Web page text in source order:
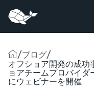
/ブログ/
オフショア開発の成功
ョアチームプロバイ
にウェビナーを開催